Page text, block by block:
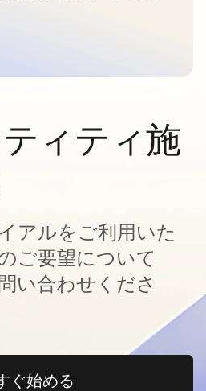
で開く
ィティ施
アルをご利用いた
ご要望について
い合わせくださ
ぐ始める
新しいタブで開く